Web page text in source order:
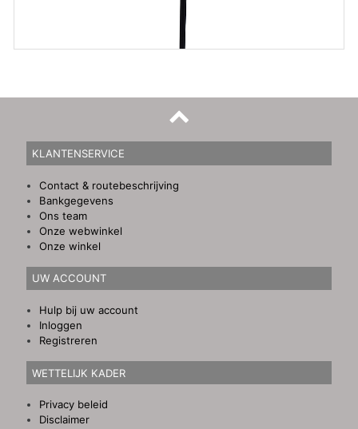
KLANTENSERVICE
Contact & routebeschrijving
Bankgegevens
Ons team
Onze webwinkel
Onze winkel
UW ACCOUNT
Hulp bij uw account
Inloggen
Registreren
WETTELIJK KADER
Privacy beleid
Disclaimer